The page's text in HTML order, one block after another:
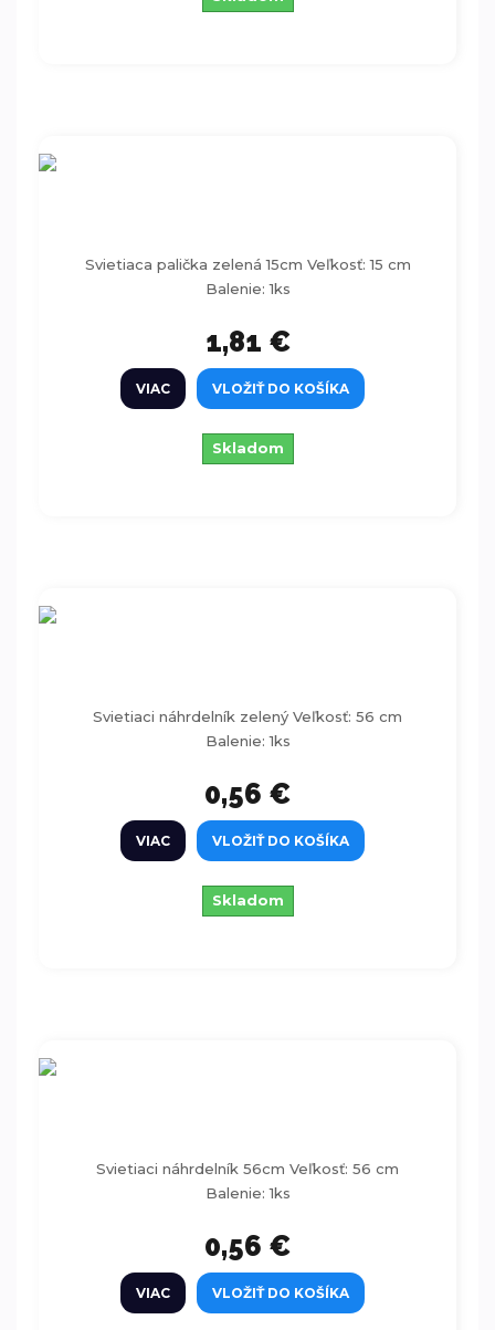
Svietiaca palička zelená 15cm Veľkosť: 15 cm
Balenie: 1ks
1,81 €
VIAC VLOŽIŤ DO KOŠÍKA
Skladom
Svietiaci náhrdelník zelený Veľkosť: 56 cm
Balenie: 1ks
0,56 €
VIAC VLOŽIŤ DO KOŠÍKA
Skladom
Svietiaci náhrdelník 56cm Veľkosť: 56 cm
Balenie: 1ks
0,56 €
VIAC VLOŽIŤ DO KOŠÍKA